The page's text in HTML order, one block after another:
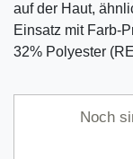
auf der Haut,
Einsatz mit Farb-
32% Polyester
Noch